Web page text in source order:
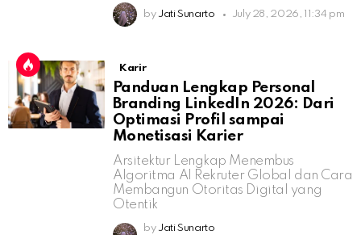
by Jati Sunarto July 28, 2026, 11:34 pm
Karir
Panduan Lengkap Personal
Branding LinkedIn 2026: Dari
Optimasi Profil sampai
Monetisasi Karier
Arsitektur Lengkap Menembus
Algoritma AI Rekruter Global dan Cara
Membangun Otoritas Digital yang
Otentik
by Jati Sunarto